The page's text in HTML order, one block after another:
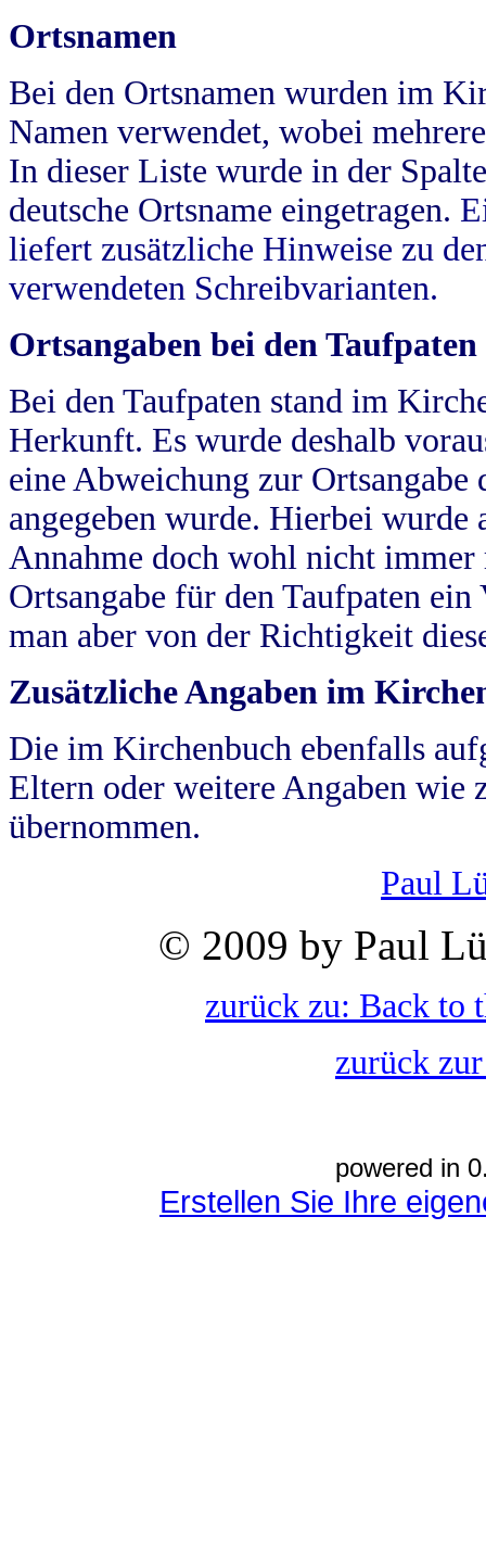
Ortsnamen
Bei den Ortsnamen wurden im
Namen verwendet, wobei
In dieser Liste wurde in der
deutsche Ortsname eingetragen.
liefert zusätzliche Hinweise zu
verwendeten Schreibvarianten.
Ortsangaben bei den Taufpaten
Bei den Taufpaten stand im
Herkunft. Es wurde deshalb
eine Abweichung zur
angegeben wurde. Hierbei wurde
Annahme doch wohl nicht
Ortsangabe für den Taufpaten
man aber von der Richtigkeit
Zusätzliche Angaben im
Die im Kirchenbuch ebenfalls
Eltern oder weitere Angaben wie
übernommen.
Paul
© 2009 by Paul
zurück zu: Back to
zurück
powered in
Erstellen Sie Ihre